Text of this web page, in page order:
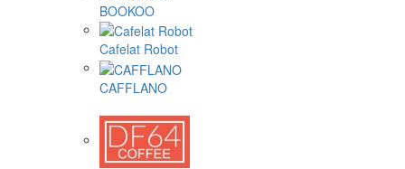
BOOKOO
Cafelat Robot
CAFFLANO